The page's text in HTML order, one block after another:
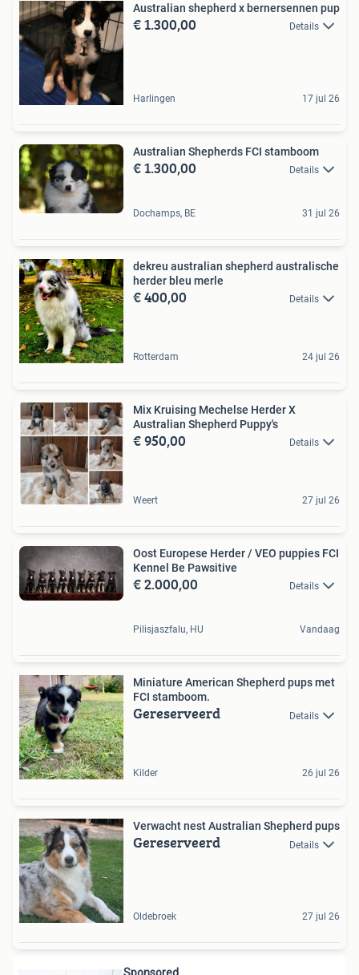
Australian shepherd x bernersennen pup
€ 1.300,00 Details
Harlingen 17 jul 26
Australian Shepherds FCI stamboom
€ 1.300,00 Details
Dochamps, BE 31 jul 26
dekreu australian shepherd australische
herder bleu merle
€ 400,00 Details
Rotterdam 24 jul 26
Mix Kruising Mechelse Herder X
Australian Shepherd Puppy's
€ 950,00 Details
Weert 27 jul 26
Oost Europese Herder / VEO puppies FCI
Kennel Be Pawsitive
€ 2.000,00 Details
Pilisjaszfalu, HU Vandaag
Miniature American Shepherd pups met
FCI stamboom.
Gereserveerd Details
Kilder 26 jul 26
Verwacht nest Australian Shepherd pups
Gereserveerd Details
Oldebroek 27 jul 26